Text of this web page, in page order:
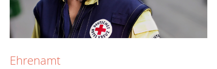
Ehrenamt